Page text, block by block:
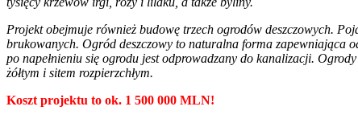
Projekt obejmuje również budowę trzech ogrodów deszczowych.
brukowanych. Ogród deszczowy to naturalna forma zapewniająca
po napełnieniu się ogrodu jest odprowadzany do kanalizacji.
żółtym i sitem rozpierzchłym.
Koszt projektu to ok. 1 500 000 MLN!